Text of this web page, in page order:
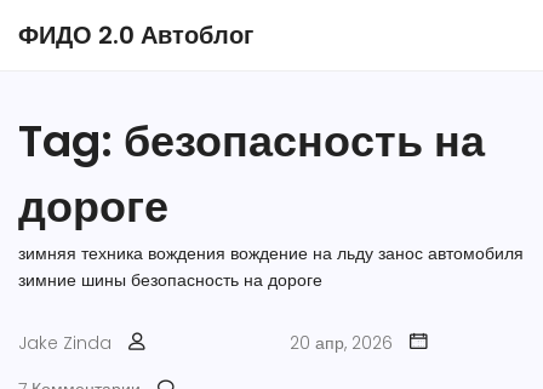
ФИДО 2.0 Автоблог
Tag: безопасность на
дороге
зимняя техника вождения вождение на льду занос автомобиля
зимние шины безопасность на дороге
Jake Zinda
20 апр, 2026